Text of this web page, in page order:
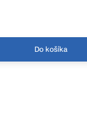
Do košíka